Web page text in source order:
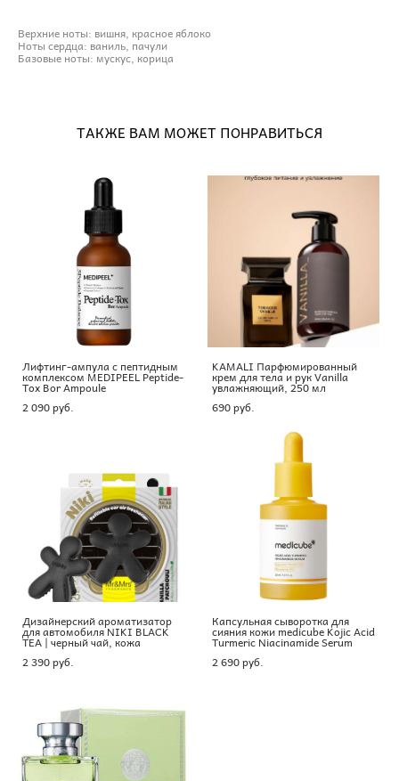
Верхние ноты: вишня, красное яблоко
Ноты сердца: ваниль, пачули
Базовые ноты: мускус, корица
ТАКЖЕ ВАМ МОЖЕТ ПОНРАВИТЬСЯ
Лифтинг-ампула с пептидным
комплексом MEDIPEEL Peptide-
Tox Bor Ampoule
2 090 pуб.
KAMALI Парфюмированный
крем для тела и рук Vanilla
увлажняющий, 250 мл
690 pуб.
Дизайнерский ароматизатор
для автомобиля NIKI BLACK
TEA | черный чай, кожа
2 390 pуб.
Капсульная сыворотка для
сияния кожи medicube Kojic Acid
Turmeric Niacinamide Serum
2 690 pуб.